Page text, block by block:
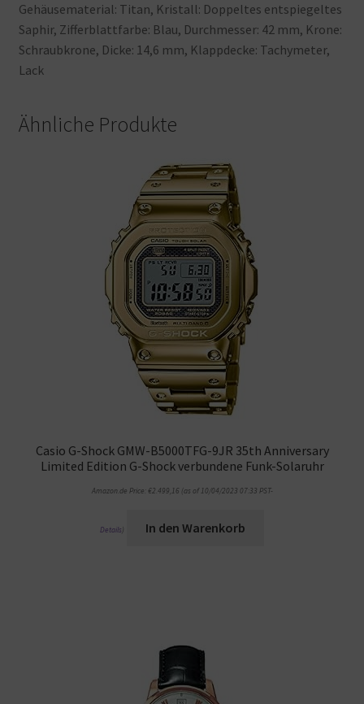
Gehäusematerial: Titan, Kristall: Doppeltes entspiegeltes
Saphir, Zifferblattfarbe: Blau, Durchmesser: 42 mm, Krone:
Schraubkrone, Dicke: 14,6 mm, Klappdecke: Tachymeter,
Lack
Ähnliche Produkte
Casio G-Shock GMW-B5000TFG-9JR 35th Anniversary
Limited Edition G-Shock verbundene Funk-Solaruhr
Amazon.de Price: €2.499,16 (as of 10/04/2023 07:33 PST-
Details In den Warenkorb